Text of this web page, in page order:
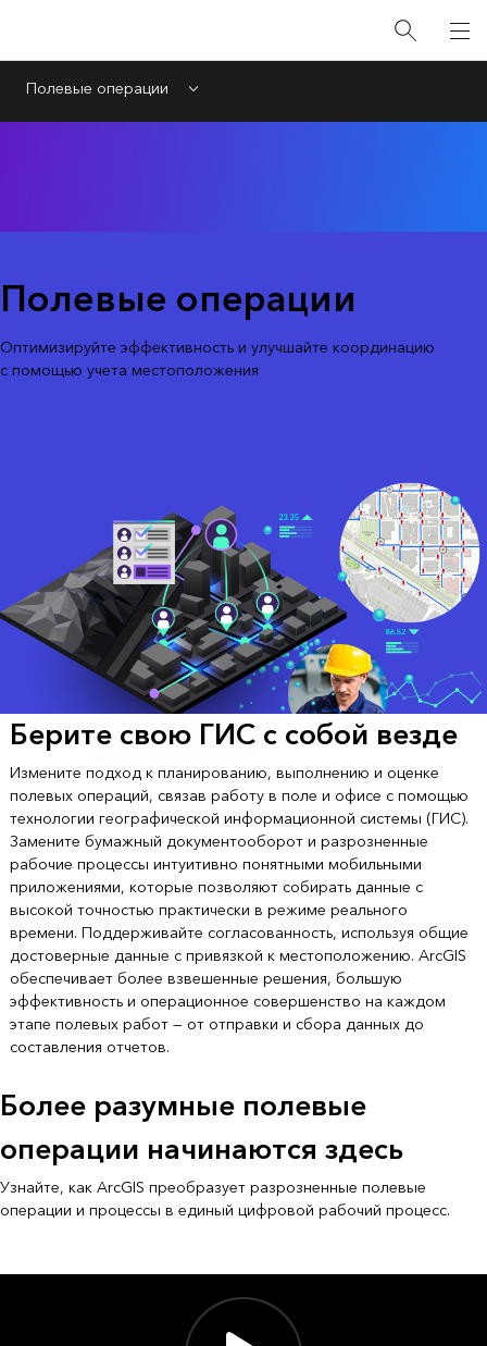
Полевые операции Menu
Полевые операции
Оптимизируйте эффективность и улучшайте координацию
с помощью учета местоположения
Берите свою ГИС с собой везде
Измените подход к планированию, выполнению и оценке
полевых операций, связав работу в поле и офисе с помощью
технологии географической информационной системы (ГИС).
Замените бумажный документооборот и разрозненные
рабочие процессы интуитивно понятными мобильными
приложениями, которые позволяют собирать данные с
высокой точностью практически в режиме реального
времени. Поддерживайте согласованность, используя общие
достоверные данные с привязкой к местоположению. ArcGIS
обеспечивает более взвешенные решения, большую
эффективность и операционное совершенство на каждом
этапе полевых работ — от отправки и сбора данных до
составления отчетов.
Более разумные полевые
операции начинаются здесь
Узнайте, как ArcGIS преобразует разрозненные полевые
операции и процессы в единый цифровой рабочий процесс.